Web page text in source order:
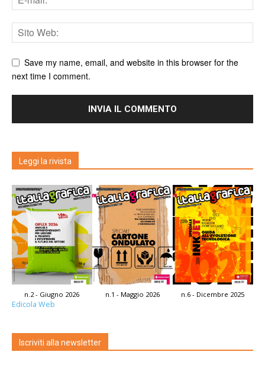
Save my name, email, and website in this browser for the
next time I comment.
Leggi la rivista
n.2 - Giugno 2026 n.1 - Maggio 2026 n.6 - Dicembre 2025
Edicola Web
Iscriviti alla newsletter